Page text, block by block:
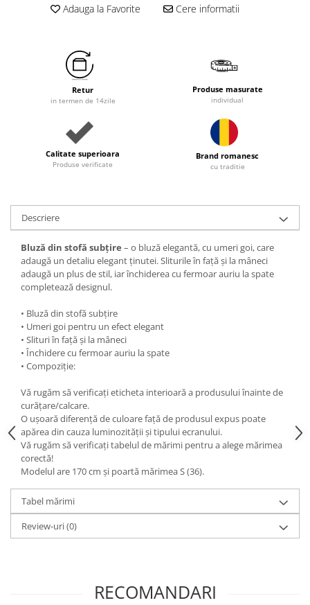
Adauga la Favorite Cere informatii
Retur
in termen de 14zile
Produse masurate
individual
Calitate superioara
Produse verificate
Brand romanesc
cu traditie
Descriere
Bluză din stofă subțire – o bluză elegantă, cu umeri goi, care
adaugă un detaliu elegant ținutei. Sliturile în față și la mâneci
adaugă un plus de stil, iar închiderea cu fermoar auriu la spate
completează designul.
• Bluză din stofă subțire
• Umeri goi pentru un efect elegant
• Slituri în față și la mâneci
• Închidere cu fermoar auriu la spate
• Compoziție:
Vă rugăm să verificați eticheta interioară a produsului înainte de
curățare/calcare.
O ușoară diferență de culoare față de produsul expus poate
apărea din cauza luminozității și tipului ecranului.
Vă rugăm să verificați tabelul de mărimi pentru a alege mărimea
corectă!
Modelul are 170 cm și poartă mărimea S (36).
Tabel mărimi
Review-uri(0)
RECOMANDARI